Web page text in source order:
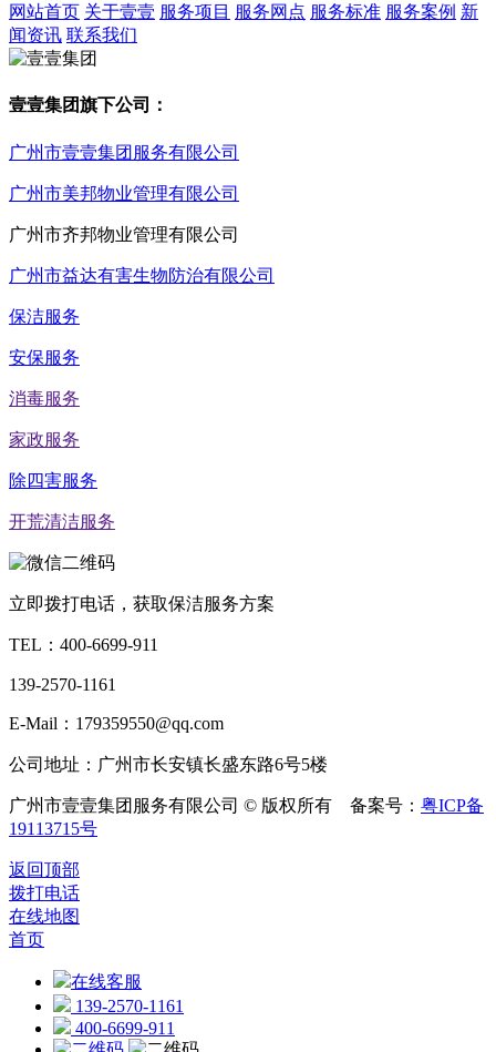
网站首页 关于壹壹 服务项目 服务网点 服务标准 服务案例 新
闻资讯 联系我们
壹壹集团旗下公司：
广州市壹壹集团服务有限公司
广州市美邦物业管理有限公司
广州市齐邦物业管理有限公司
广州市益达有害生物防治有限公司
保洁服务
安保服务
消毒服务
家政服务
除四害服务
开荒清洁服务
立即拨打电话，获取保洁服务方案
TEL： 400-6699-911
139-2570-1161
E-Mail：179359550@qq.com
公司地址：广州市长安镇长盛东路6号5楼
广州市壹壹集团服务有限公司 © 版权所有 备案号： 粤ICP备
19113715号
返回顶部
拨打电话
在线地图
首页
在线客服
139-2570-1161
400-6699-911